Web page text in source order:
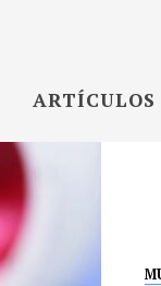
ARTÍCULOS